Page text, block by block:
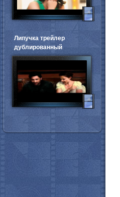
Липучка трейлер
дублированный